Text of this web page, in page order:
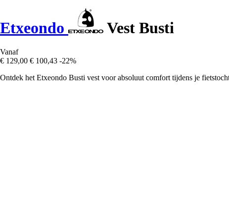
Etxeondo Vest Busti
Vanaf
€ 129,00 € 100,43 -22%
Ontdek het Etxeondo Busti vest voor absoluut comfort tijdens je